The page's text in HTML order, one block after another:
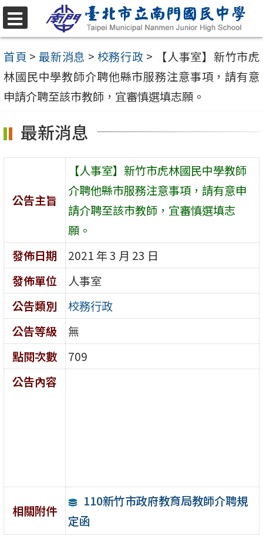
跳
至
主
要
內
區
選
單
首頁 > 最新消息 > 校務行政 >
【人事室】新竹市虎
林國民中學教師介聘他縣市服務注意事項，請有意
申請介聘至該市教師，宜審慎選填志願。
最新消息
公告主旨
【人事室】新竹市虎林國民中學教師
介聘他縣市服務注意事項，請有意申
請介聘至該市教師，宜審慎選填志
願。
發佈日期
2021 年 3 月 23 日
發佈單位
人事室
公告類別
校務行政
公告等級
無
點閱次數
709
公告內容
相關附件
110新竹市政府教育局教師介聘規
定函